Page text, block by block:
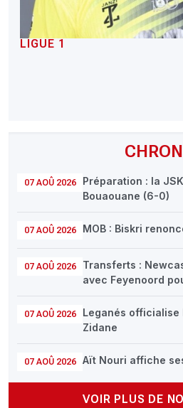
07 AOÛ 2026
Préparation : la
Bouaouane (6-0)
07 AOÛ 2026 MOB : Biskri
07 AOÛ 2026
Transferts :
avec Feyenoord
07 AOÛ 2026
Leganés officialise
Zidane
07 AOÛ 2026 Aït Nouri affiche
VOIR PLUS DE
LIGUE 1